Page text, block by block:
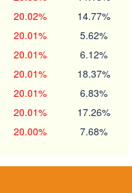
20.02% 14.77%
20.01% 5.62%
20.01% 6.12%
20.01% 18.37%
20.01% 6.83%
20.01% 17.26%
20.00% 7.68%